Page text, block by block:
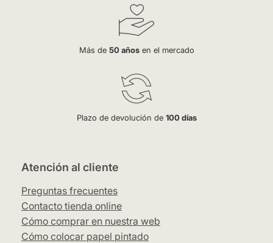
Más de 50 añosen el mercado
Plazo de devolución de 100 días
Atención al cliente
Preguntas frecuentes
Contacto tienda online
Cómo comprar en nuestra web
Cómo colocar papel pintado